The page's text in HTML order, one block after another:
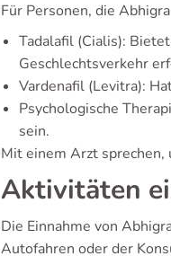
Für Personen, die
Tadalafil (Cialis):
Geschlechtsverkehr
Vardenafil (Levitra):
Psychologische
sein.
Mit einem Arzt sprechen,
Aktivitäten
Die Einnahme von
Autofahren oder der